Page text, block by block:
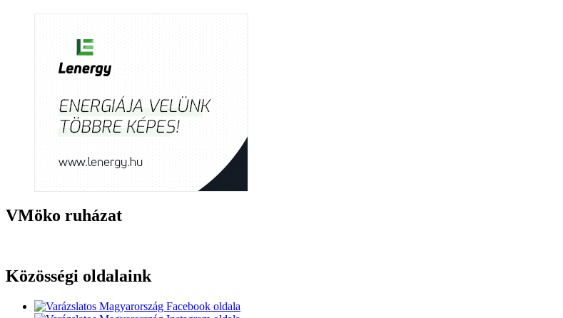
VMöko ruházat
Közösségi oldalaink